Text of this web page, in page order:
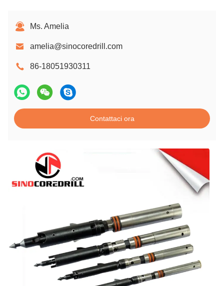
Ms. Amelia
amelia@sinocoredrill.com
86-18051930311
Contattaci ora